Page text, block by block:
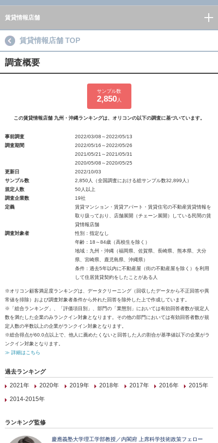
賃貸情報店舗
賃貸情報店舗 TOP
調査概要
サンプル数
2,850人
この賃貸情報店舗 九州・沖縄ランキングは、オリコンの以下の調査に基づいています。
事前調査
2022/03/08～2022/05/13
調査期間
2022/05/16～2022/05/26
2021/05/21～2021/05/31
2020/05/08～2020/05/25
更新日
2022/10/03
サンプル数
2,850人（全国調査における総サンプル数32,899人）
規定人数
50人以上
調査企業数
19社
定義
賃貸マンション・賃貸アパート・賃貸住宅の不動産賃貸情報を
取り扱っており、店舗展開（チェーン展開）している民間の賃
貸情報店舗
調査対象者
性別：指定なし
年齢：18～84歳（高校生を除く）
地域：九州・沖縄（福岡県、佐賀県、長崎県、熊本県、大分
県、宮崎県、鹿児島県、沖縄県）
条件：過去5年以内に不動産屋（街の不動産屋を除く）を利用
して住居賃貸契約をしたことがある人
※オリコン顧客満足度ランキングは、データクリーニング（回収したデータから不正回答や異
常値を排除）および調査対象者条件から外れた回答を除外した上で作成しています。
※「総合ランキング」、「評価項目別」、部門の「業態別」においては有効回答者数が規定人
数を満たした企業のみランクイン対象となります。その他の部門においては有効回答者数が規
定人数の半数以上の企業がランクイン対象となります。
※総合得点が60.0点以上で、他人に薦めたくないと回答した人の割合が基準値以下の企業がラ
ンクイン対象となります。
≫ 詳細はこちら
過去ランキング
2021年
2020年 2019年 2018年 2017年 2016年
2015年
2014-2015年
ランキング監修
慶應義塾大学理工学部教授／内閣府 上席科学技術政策フェロー